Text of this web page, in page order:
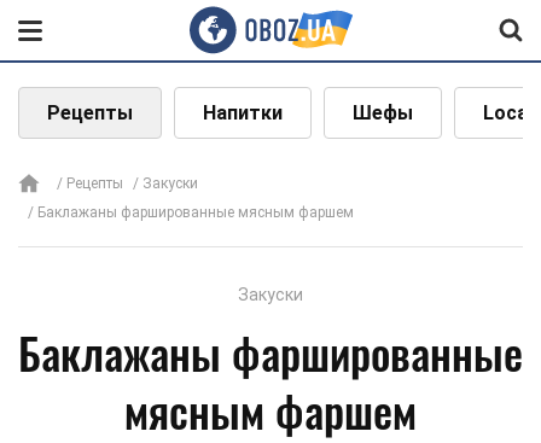
Рецепты Напитки Шефы Local
Рецепты
Закуски
Баклажаны фаршированные мясным фаршем
Закуски
Баклажаны фаршированные
мясным фаршем